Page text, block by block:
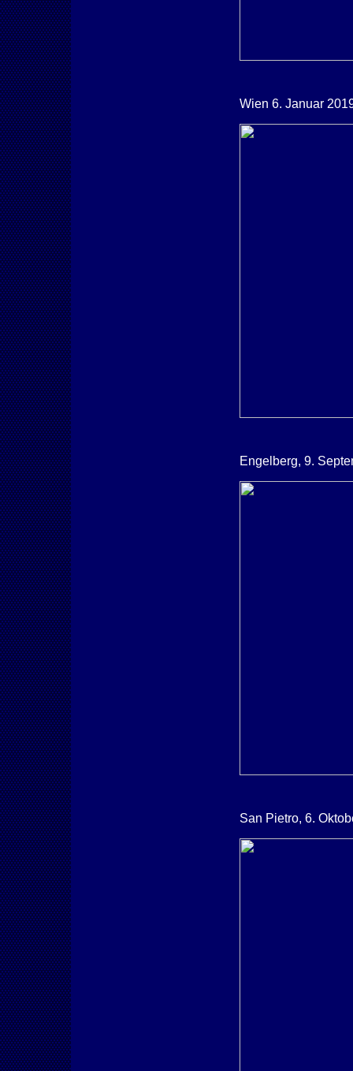
Wien 6. Januar
Engelberg, 9.
San Pietro, 6.